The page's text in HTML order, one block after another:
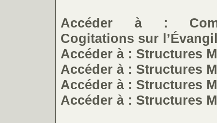
Accéder à :
Cogitations sur
Accéder à : Structures
Accéder à : Structures
Accéder à : Structures
Accéder à : Structures